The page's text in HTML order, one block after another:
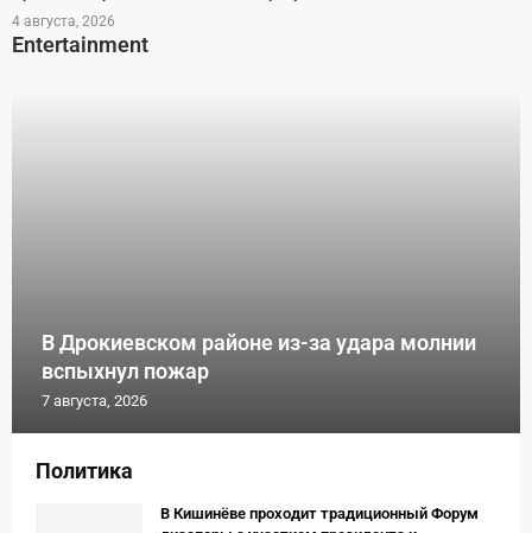
4 августа, 2026
Entertainment
В Дрокиевском районе из-за удара молнии
вспыхнул пожар
7 августа, 2026
Политика
В Кишинёве проходит традиционный Форум